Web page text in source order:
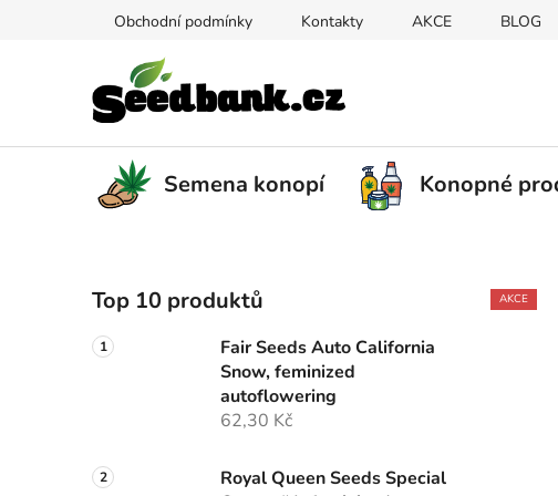
Obchodní podmínky Kontakty AKCE BLOG
Semena konopí Konopné
o
s
t
n
Top 10 produktů
Fair Seeds Auto California
Snow, feminized
autoflowering
62,30 Kč
Royal Queen Seeds Special
AKCE